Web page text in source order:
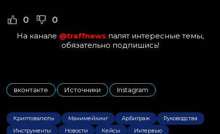
0 0
На канале @traffnews палят интересные темы,
обязательно подпишись!
вконтакте
,
Источники
,
Instagram
Криптовалюты Манимейкинг Арбитраж
Руководства
Инструменты
Новости Кейсы
Интервью